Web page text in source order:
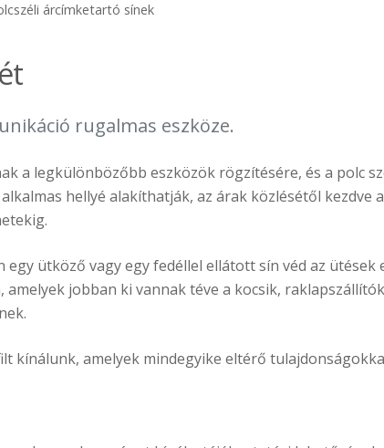
árcímketartó sínek
rugalmas eszköze.
a legkülönbözőbb eszközök rögzítésére, és a polc
hellyé alakíthatják, az árak közlésétől kezdve a
egy ütköző vagy egy fedéllel ellátott sín véd az ütések
jobban ki vannak téve a kocsik,
kínálunk, amelyek mindegyike eltérő